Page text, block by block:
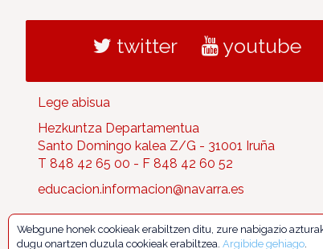
twitter youtube
Lege abisua
Hezkuntza Departamentua
Santo Domingo kalea Z/G - 31001 Iruña
T 848 42 65 00 - F 848 42 60 52
educacion.informacion@navarra.es
Webgune honek cookieak erabiltzen ditu, zure nabigazio
dugu onartzen duzula cookieak erabiltzea. Argibide gehiago.